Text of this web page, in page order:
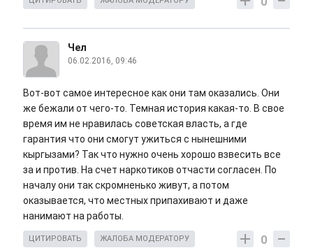
Чел
06.02.2016, 09:46
Вот-вот самое интересное как они там оказались. Они
же бежали от чего-то. Темная история какая-то. В свое
время им не нравилась советская власть, а где
гарантия что они смогут ужиться с нынешними
кыргызами? Так что нужно очень хорошо взвесить все
за и против. На счет наркотиков отчасти согласен. По
началу они так скромненько живут, а потом
оказывается, что местных припахивают и даже
нанимают на работы.
0
ЦИТИРОВАТЬ ЖАЛОБА МОДЕРАТОРУ